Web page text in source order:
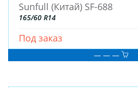
Sunfull (Китай) SF-688
165/60 R14
Под заказ
— — —